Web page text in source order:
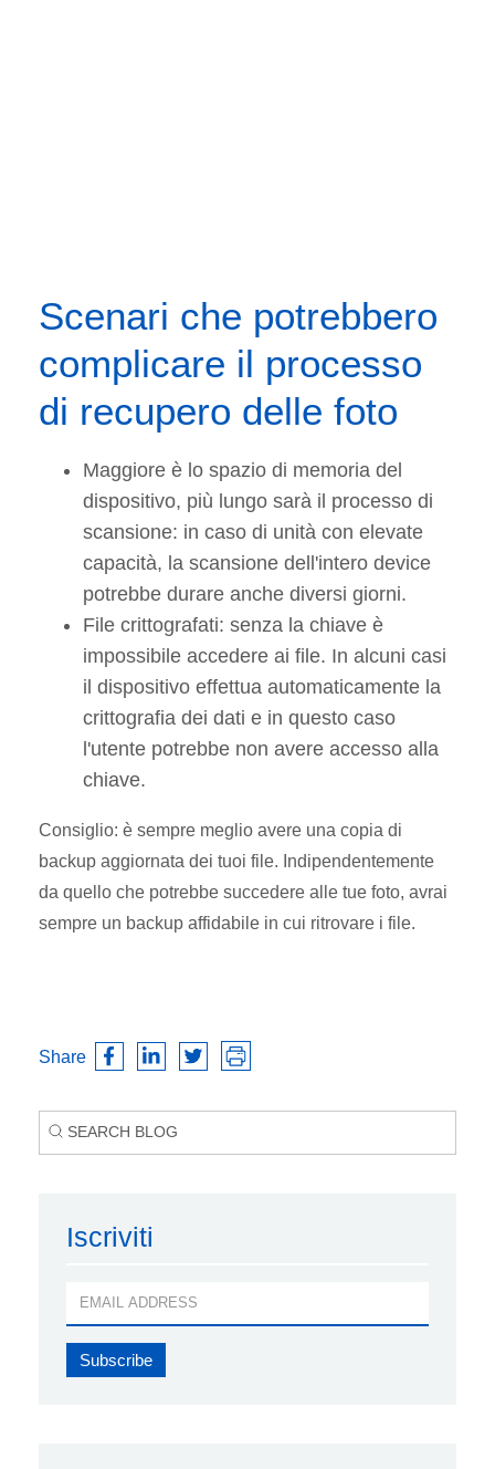
Scenari che potrebbero
complicare il processo
di recupero delle foto
Maggiore è lo spazio di memoria del
dispositivo, più lungo sarà il processo di
scansione: in caso di unità con elevate
capacità, la scansione dell'intero device
potrebbe durare anche diversi giorni.
File crittografati: senza la chiave è
impossibile accedere ai file. In alcuni casi
il dispositivo effettua automaticamente la
crittografia dei dati e in questo caso
l'utente potrebbe non avere accesso alla
chiave.
Consiglio: è sempre meglio avere una copia di
backup aggiornata dei tuoi file. Indipendentemente
da quello che potrebbe succedere alle tue foto, avrai
sempre un backup affidabile in cui ritrovare i file.
Share
Iscriviti